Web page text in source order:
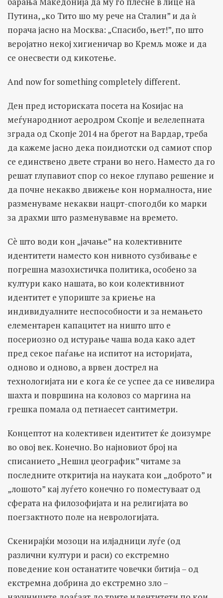
Путина, „ко Тито шо му рече на Сталин” и да ѝ
порача јасно на Москва: „Спасибо, њет!”, по што
веројатно некој хигиеничар во Кремљ може и да
се онесвести од кикотење.
And now for something completely different.
Ден пред историската посета на Коѕијас на
меѓународниот аеродром Скопје и велелепната
зграда од Скопје 2014 на брегот на Вардар, треба
да кажеме јасно дека поидиотски од самиот спор
се единствено двете страни во него. Наместо да го
решат глупавиот спор со некое глупаво решение и
да почне некакво движење кон нормалноста, ние
разменуваме некакви нацрт-спогодби ко марки
за драхми што разменувавме на времето.
Сè што води кон „јачање” на колективните
идентитети наместо кон нивното сузбивање е
погрешна мазохистичка политика, особено за
култури како нашата, во кои колективниот
идентитет е упориште за криење на
индивидуалните неспособности и за немањето
елементарен капацитет на ништо што е
посериозно од истурање чаша вода како адет
пред секое паѓање на испитот на историјата,
одново и одново, а врвен дострел на
технологијата ни е кога ќе се успее да се нивелира
шахта и површина на коловоз со маргина на
грешка помала од петнаесет сантиметри.
Концептот на колективен идентитет ќе доизумре
во овој век. Конечно. Во најновиот број на
списанието „Нешнл џеографик” читаме за
последните откритија на науката кои „доброто” и
„лошото” кај луѓето конечно го поместуваат од
сферата на филозофијата и на религијата во
поегзактното поле на неврологијата.
Скенирајќи мозоци на илјадници луѓе (од
различни култури и раси) со екстремно
поведение кон останатите човечки битија – од
екстремна добрина до екстремно зло –